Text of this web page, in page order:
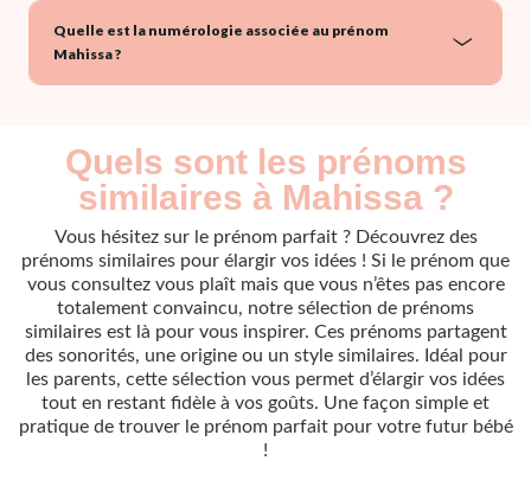
Quelle est la numérologie associée au prénom
Mahissa ?
Quels sont les prénoms
similaires à Mahissa ?
Vous hésitez sur le prénom parfait ? Découvrez des
prénoms similaires pour élargir vos idées ! Si le prénom que
vous consultez vous plaît mais que vous n’êtes pas encore
totalement convaincu, notre sélection de prénoms
similaires est là pour vous inspirer. Ces prénoms partagent
des sonorités, une origine ou un style similaires. Idéal pour
les parents, cette sélection vous permet d’élargir vos idées
tout en restant fidèle à vos goûts. Une façon simple et
pratique de trouver le prénom parfait pour votre futur bébé
!